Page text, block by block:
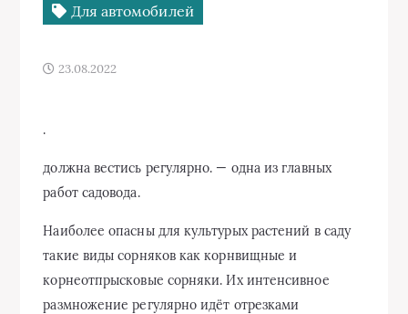
Для автомобилей
23.08.2022
.
должна вестись регулярно. — одна из главных
работ садовода.
Наиболее опасны для культурых растений в саду
такие виды сорняков как корнвищные и
корнеотпрысковые сорняки. Их интенсивное
размножение регулярно идёт отрезками